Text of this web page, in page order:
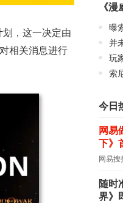
，这一决定由
相关消息进行
《
曝
并未
玩
索
今日
网易
下》
网易搜
随时
界》